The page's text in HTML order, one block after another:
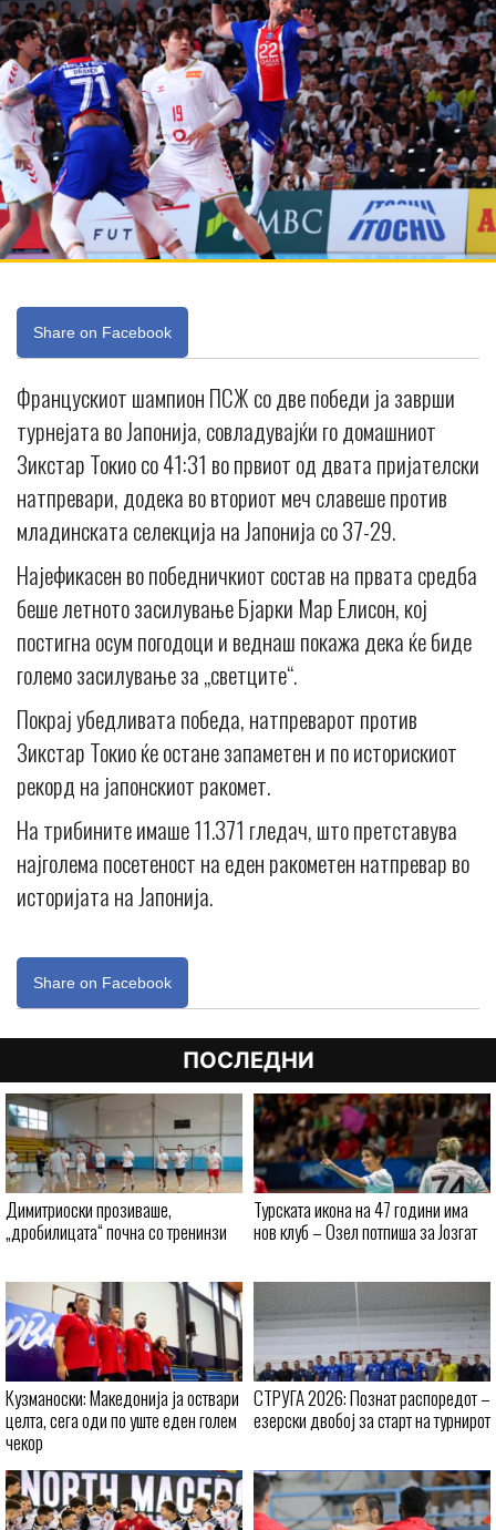
Share on Facebook
Францускиот шампион ПСЖ со две победи ја заврши
турнејата во Јапонија, совладувајќи го домашниот
Зикстар Токио со 41:31 во првиот од двата пријателски
натпревари, додека во вториот меч славеше против
младинската селекција на Јапонија со 37-29.
Најефикасен во победничкиот состав на првата средба
беше летното засилување Бјарки Мар Елисон, кој
постигна осум погодоци и веднаш покажа дека ќе биде
големо засилување за „светците“.
Покрај убедливата победа, натпреварот против
Зикстар Токио ќе остане запаметен и по историскиот
рекорд на јапонскиот ракомет.
На трибините имаше 11.371 гледач, што претставува
најголема посетеност на еден ракометен натпревар во
историјата на Јапонија.
Share on Facebook
ПОСЛЕДНИ
Димитриоски прозиваше,
„дробилицата“ почна со тренинзи
Турската икона на 47 години има
нов клуб – Озел потпиша за Јозгат
Кузманоски: Македонија ја оствари
целта, сега оди по уште еден голем
чекор
СТРУГА 2026: Познат распоредот –
езерски двобој за старт на турнирот